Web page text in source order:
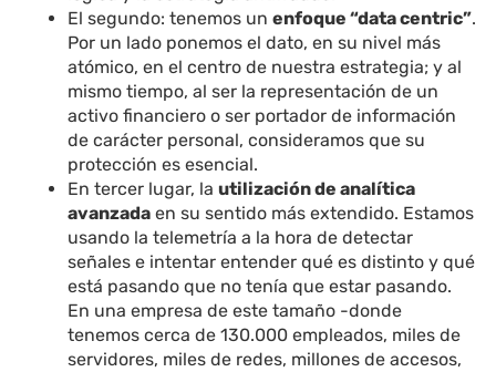
El segundo: tenemos unenfoque “data centric”.
Por un lado ponemos el dato, en su nivel más
atómico, en el centro de nuestra estrategia; y al
mismo tiempo, al ser la representación de un
activo financiero o ser portador de información
de carácter personal, consideramos que su
protección es esencial.
En tercer lugar, lautilización de analítica
avanzada en su sentido más extendido. Estamos
usando la telemetría a la hora de detectar
señales e intentar entender qué es distinto y qué
está pasando que no tenía que estar pasando.
En una empresa de este tamaño -donde
tenemos cerca de 130.000 empleados, miles de
servidores, miles de redes, millones de accesos,